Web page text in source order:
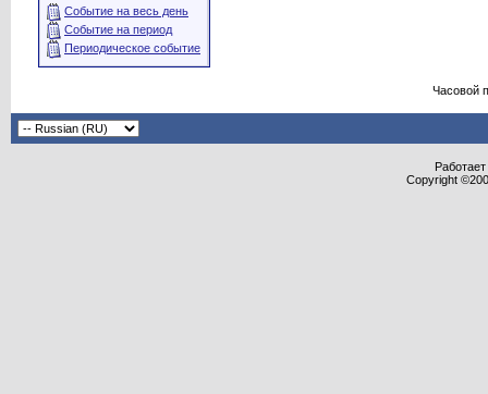
Событие на весь день
Событие на период
Периодическое событие
Часовой
Copyright